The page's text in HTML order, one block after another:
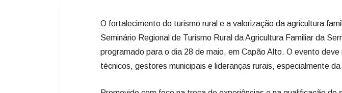
O fortalecimento do turismo rural e a valorização da agricultura
Seminário Regional de Turismo Rural da Agricultura Familiar da
programado para o dia 28 de maio, em Capão Alto. O evento deve
técnicos, gestores municipais e lideranças rurais, especialmente